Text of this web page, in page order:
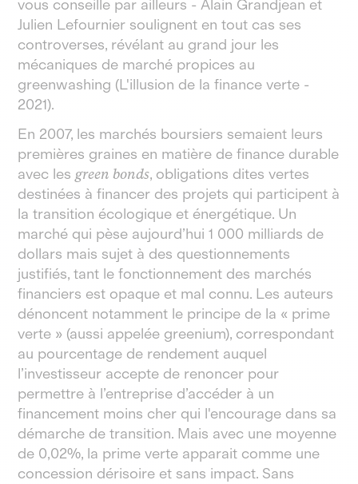
vous conseille par ailleurs - Alain Grandjean et
Julien Lefournier soulignent en tout cas ses
controverses, révélant au grand jour les
mécaniques de marché propices au
greenwashing (L'illusion de la finance verte -
2021).
En 2007, les marchés boursiers semaient leurs
premières graines en matière de finance durable
avec les green bonds, obligations dites vertes
destinées à financer des projets qui participent à
la transition écologique et énergétique. Un
marché qui pèse aujourd’hui 1 000 milliards de
dollars mais sujet à des questionnements
justifiés, tant le fonctionnement des marchés
financiers est opaque et mal connu. Les auteurs
dénoncent notamment le principe de la « prime
verte » (aussi appelée greenium), correspondant
au pourcentage de rendement auquel
l’investisseur accepte de renoncer pour
permettre à l’entreprise d’accéder à un
financement moins cher qui l'encourage dans sa
démarche de transition. Mais avec une moyenne
de 0,02%, la prime verte apparait comme une
concession dérisoire et sans impact. Sans